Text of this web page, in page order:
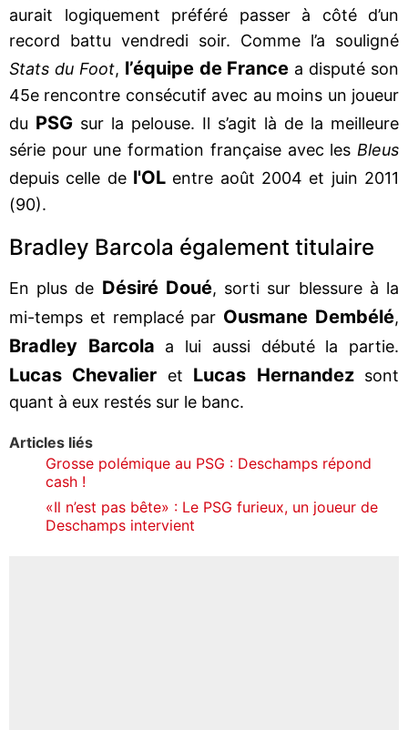
aurait logiquement préféré passer à côté d’un
record battu vendredi soir. Comme l’a souligné
Stats du Foot, l’équipe de France a disputé son
45e rencontre consécutif avec au moins un joueur
du PSG sur la pelouse. Il s’agit là de la meilleure
série pour une formation française avec les Bleus
depuis celle de l'OL entre août 2004 et juin 2011
(90).
Bradley Barcola également titulaire
En plus de Désiré Doué, sorti sur blessure à la
mi-temps et remplacé par Ousmane Dembélé,
Bradley Barcola a lui aussi débuté la partie.
Lucas Chevalier et Lucas Hernandezsont
quant à eux restés sur le banc.
Articles liés
Grosse polémique au PSG : Deschamps répond
cash !
«Il n’est pas bête» : Le PSG furieux, un joueur de
Deschamps intervient